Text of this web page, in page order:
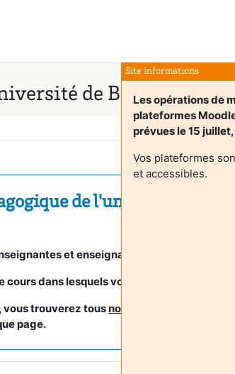
Site informations
Les opérations de
plateformes
prévues le 15
Vos plateformes
et accessibles.
de Bordeaux
de l'université de
et enseignants ont mis à votre
cours dans lesquels vous êtes inscrit(e).
trouverez tousnos tutoriels et foire aux
page.